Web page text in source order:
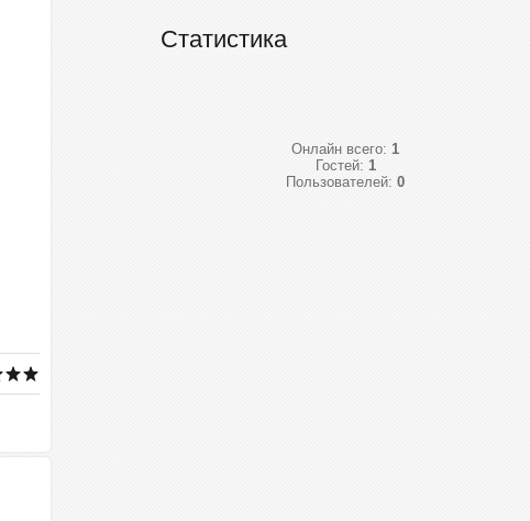
Статистика
Онлайн всего: 1
Гостей: 1
Пользователей: 0